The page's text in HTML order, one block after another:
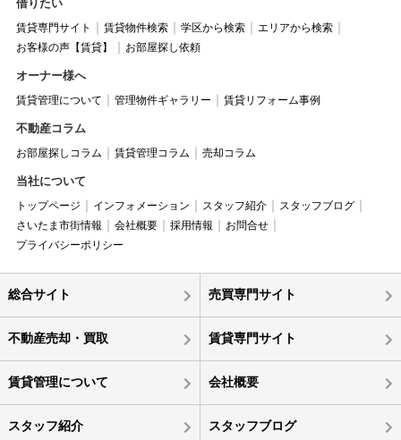
借りたい
賃貸専門サイト 賃貸物件検索 学区から検索
エリアから検索
お客様の声【賃貸】
お部屋探し依頼
オーナー様へ
賃貸管理について 管理物件ギャラリー 賃貸リフォーム事例
不動産コラム
お部屋探しコラム 賃貸管理コラム 売却コラム
当社について
トップページ インフォメーション スタッフ紹介
スタッフブログ
さいたま市街情報
会社概要 採用情報
お問合せ
プライバシーポリシー
総合サイト 売買専門サイト
不動産売却・買取 賃貸専門サイト
賃貸管理について 会社概要
スタッフ紹介 スタッフブログ